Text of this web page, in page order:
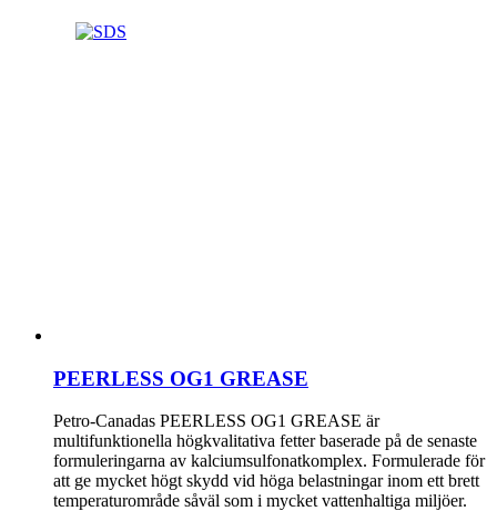
PEERLESS OG1 GREASE
Petro-Canadas PEERLESS OG1 GREASE är
multifunktionella högkvalitativa fetter baserade på de senaste
formuleringarna av kalciumsulfonatkomplex. Formulerade för
att ge mycket högt skydd vid höga belastningar inom ett brett
temperaturområde såväl som i mycket vattenhaltiga miljöer.